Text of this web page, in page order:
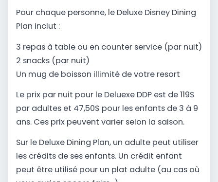
Pour chaque personne, le Deluxe Disney Dining
Plan inclut :
3 repas à table ou en counter service (par nuit)
2 snacks (par nuit)
Un mug de boisson illimité de votre resort
Le prix par nuit pour le Deluexe DDP est de 119$
par adultes et 47,50$ pour les enfants de 3 à 9
ans. Ces prix peuvent varier selon la saison.
Sur le Deluxe Dining Plan, un adulte peut utiliser
les crédits de ses enfants. Un crédit enfant
peut être utilisé pour un plat adulte (au cas où